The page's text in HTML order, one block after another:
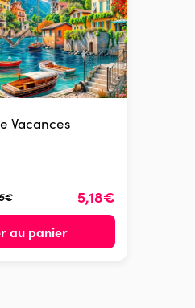
Vacances
5,18€
au panier